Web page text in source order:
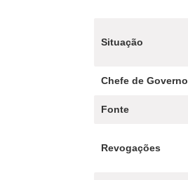
Situação
Chefe de Governo
Fonte
Revogações